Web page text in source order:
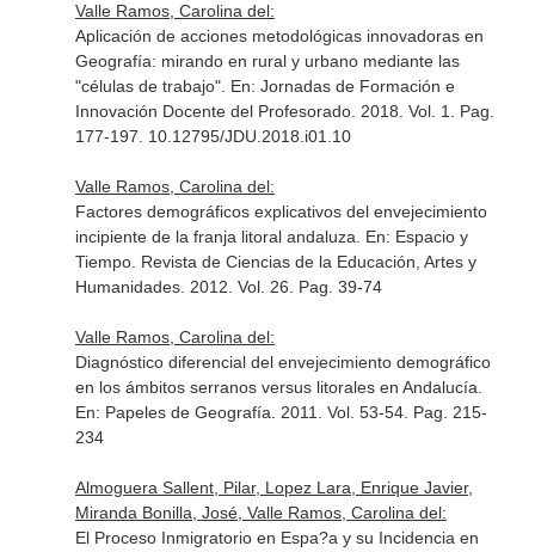
Valle Ramos, Carolina del:
Aplicación de acciones metodológicas innovadoras en
Geografía: mirando en rural y urbano mediante las
"células de trabajo". En: Jornadas de Formación e
Innovación Docente del Profesorado. 2018. Vol. 1. Pag.
177-197. 10.12795/JDU.2018.i01.10
Valle Ramos, Carolina del:
Factores demográficos explicativos del envejecimiento
incipiente de la franja litoral andaluza. En: Espacio y
Tiempo. Revista de Ciencias de la Educación, Artes y
Humanidades. 2012. Vol. 26. Pag. 39-74
Valle Ramos, Carolina del:
Diagnóstico diferencial del envejecimiento demográfico
en los ámbitos serranos versus litorales en Andalucía.
En: Papeles de Geografía . 2011. Vol. 53-54. Pag. 215-
234
Almoguera Sallent, Pilar, Lopez Lara, Enrique Javier,
Miranda Bonilla, José, Valle Ramos, Carolina del:
El Proceso Inmigratorio en Espa?a y su Incidencia en